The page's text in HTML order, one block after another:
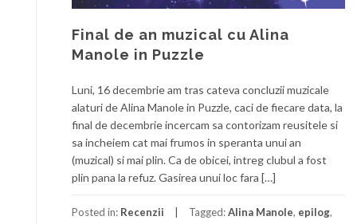
Final de an muzical cu Alina
Manole in Puzzle
Luni, 16 decembrie am tras cateva concluzii muzicale
alaturi de Alina Manole in Puzzle, caci de fiecare data, la
final de decembrie incercam sa contorizam reusitele si
sa incheiem cat mai frumos in speranta unui an
(muzical) si mai plin. Ca de obicei, intreg clubul a fost
plin pana la refuz. Gasirea unui loc fara […]
Posted in: Recenzii Tagged:Alina Manole, epilog,